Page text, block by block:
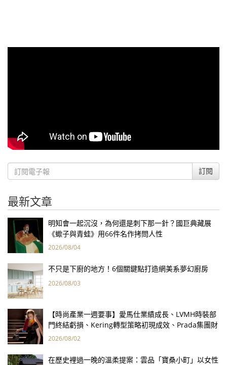
訂閱
最新文章
明知會一起沉沒，為何還是刺下那一針？國巨典藏展
《蠍子與青蛙》用66件名作拷問人性
2026/08/04
不只是下廚的地方！6個關鍵點打造網美系夢幻廚房
2026/08/03
【時尚產業一週要事】愛馬仕業績成長、LVMH時裝部
門終結虧損、Kering轉型策略初現成效、Prada集團財
報亮眼
2026/08/02
在歷史裡過一晚的溫柔提案：雲品「寶桑小町」以女性